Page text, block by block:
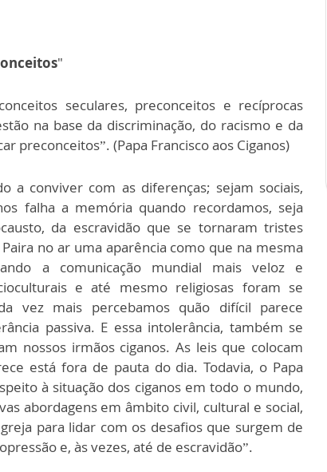
"
seculares, preconceitos e recíprocas
na base da discriminação, do racismo e da
preconceitos”. (Papa Francisco aos Ciganos)
a conviver com as diferenças; sejam sociais,
falha a memória quando recordamos, seja
da escravidão que se tornaram tristes
no ar uma aparência como que na mesma
a comunicação mundial mais veloz e
e até mesmo religiosas foram se
vez mais percebamos quão difícil parece
passiva. E essa intolerância, também se
nossos irmãos ciganos. As leis que colocam
está fora de pauta do dia. Todavia, o Papa
à situação dos ciganos em todo o mundo,
abordagens em âmbito civil, cultural e social,
para lidar com os desafios que surgem de
e, às vezes, até de escravidão”.